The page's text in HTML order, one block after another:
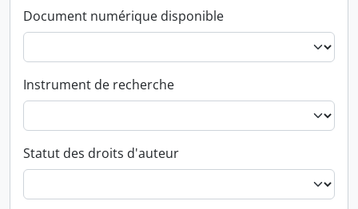
Document numérique disponible
Instrument de recherche
Statut des droits d'auteur